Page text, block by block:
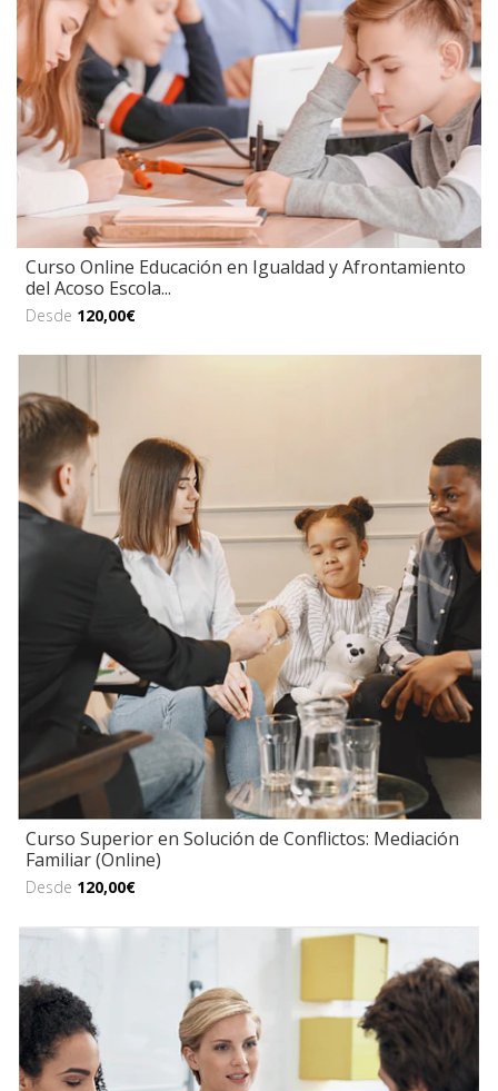
Curso Online Educación en Igualdad y Afrontamiento
del Acoso Escola...
Desde 120,00€
Curso Superior en Solución de Conflictos: Mediación
Familiar (Online)
Desde 120,00€